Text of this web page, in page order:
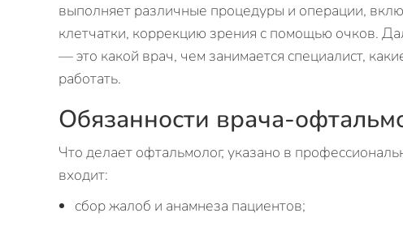
выполняет различные процедуры и операции,
клетчатки, коррекцию зрения с помощью очков.
— это какой врач, чем занимается специалист,
работать.
Обязанности врача-
Что делает офтальмолог, указано в
входит:
сбор жалоб и анамнеза пациентов;